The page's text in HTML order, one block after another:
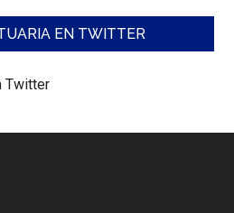
EN TWITTER
Twitter